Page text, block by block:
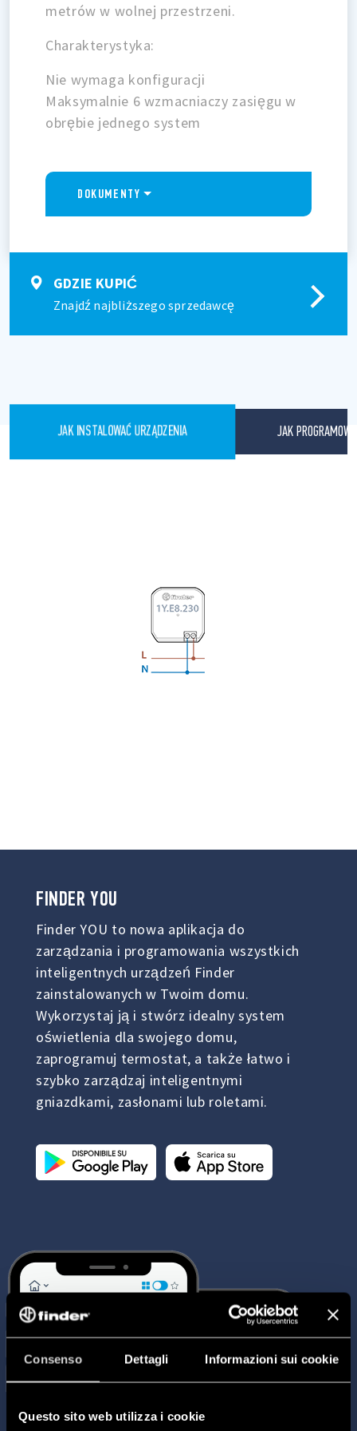
Consenso Dettagli Informazioni sui cookie
Questo sito web utilizza i cookie
metrów w wolnej przestrzeni.
Charakterystyka:
Nie wymaga konfiguracji
Maksymalnie 6 wzmacniaczy zasięgu w
obrębie jednego system
DOKUMENTY
GDZIE KUPIĆ
Znajdź najbliższego sprzedawcę
JAK INSTALOWAĆ URZĄDZENIA JAK
FINDERYOU
Finder YOU to nowa aplikacja do
zarządzania i programowania wszystkich
inteligentnych urządzeń Finder
zainstalowanych w Twoim domu.
Wykorzystaj ją i stwórz idealny system
oświetlenia dla swojego domu,
zaprogramuj termostat, a także łatwo i
szybko zarządzaj inteligentnymi
gniazdkami, zasłonami lub roletami.